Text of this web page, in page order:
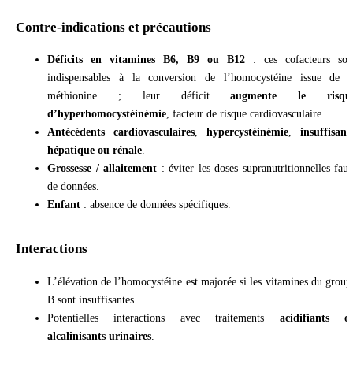
Contre-indications et précautions
Déficits en vitamines B6, B9 ou B12 : ces cofacteurs
indispensables à la conversion de l’homocystéine issue de
méthionine ; leur déficitaugmente le
d’hyperhomocystéinémie, facteur de risque cardiovasculaire.
Antécédents cardiovasculaires, hypercystéinémie,
hépatique ou rénale.
Grossesse / allaitement : éviter les doses supranutritionnelles
de données.
Enfant : absence de données spécifiques.
Interactions
L’élévation de l’homocystéine est majorée si les vitamines du
B sont insuffisantes.
Potentielles interactions avec traitements acidifiants
alcalinisants urinaires.